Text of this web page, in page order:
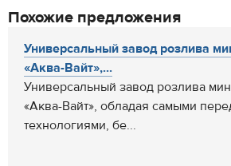
Похожие предложения
Универсальный завод розлива
«Аква-Вайт»,...
Универсальный завод розлива
«Аква-Вайт», обладая самыми
технологиями, бе...